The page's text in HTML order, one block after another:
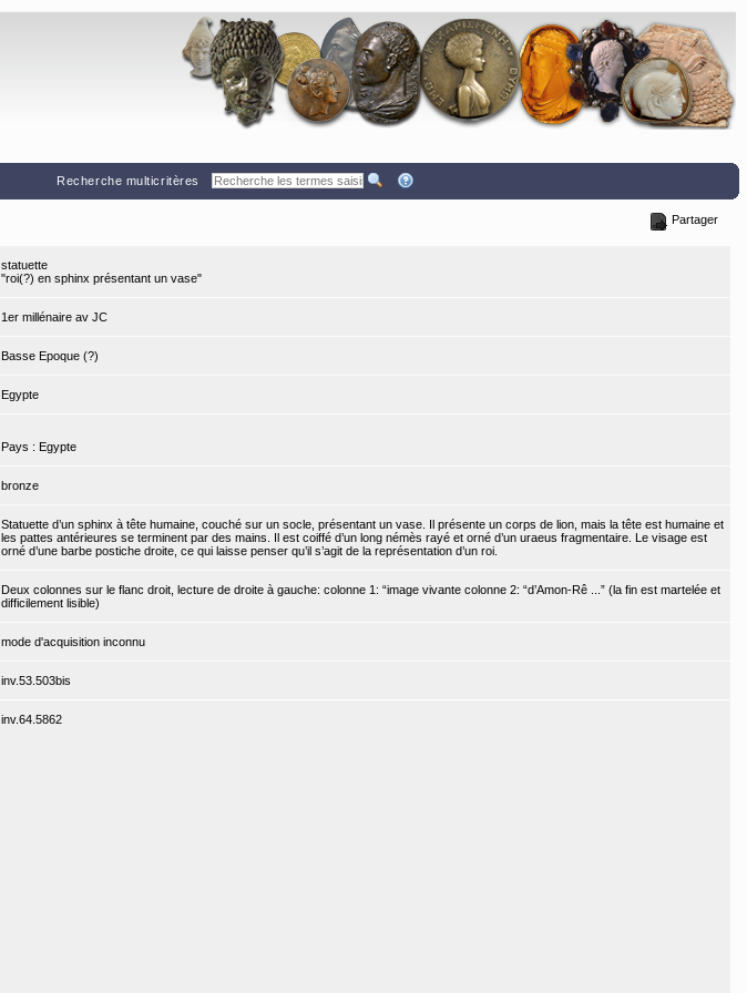
Recherche multicritères
Partager
statuette
"roi(?) en sphinx présentant un vase"
1er millénaire av JC
Basse Epoque (?)
Egypte
Pays : Egypte
bronze
Statuette d’un sphinx à tête humaine, couché sur un socle, présentant un vase. Il présente un corps de lion, mais la tête est humaine et
les pattes antérieures se terminent par des mains. Il est coiffé d’un long némès rayé et orné d’un uraeus fragmentaire. Le visage est
orné d’une barbe postiche droite, ce qui laisse penser qu’il s’agit de la représentation d’un roi.
Deux colonnes sur le flanc droit, lecture de droite à gauche: colonne 1: “image vivante colonne 2: “d’Amon-Rê ...” (la fin est martelée et
difficilement lisible)
mode d'acquisition inconnu
inv.53.503bis
inv.64.5862